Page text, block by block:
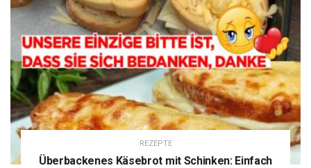
REZEPTE
Überbackenes Käsebrot mit Schinken: Einfach